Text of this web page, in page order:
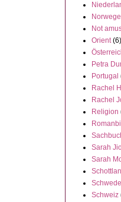
Not
Orient (6)
Petra
Portugal
Rachel
Rachel
Religion
Sarah
Sarah
Schweiz